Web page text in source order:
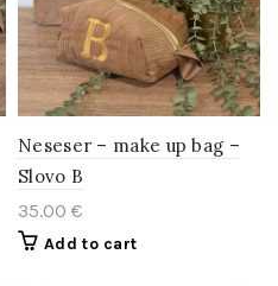
Neseser – make up bag –
Slovo B
35.00 €
Add to cart